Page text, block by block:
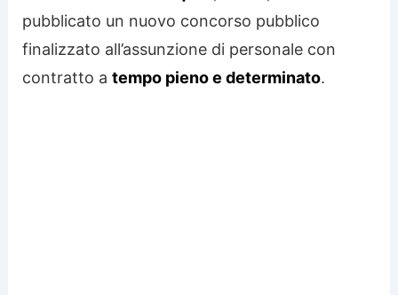
pubblicato un nuovo concorso pubblico
finalizzato all’assunzione di personale con
contratto atempo pieno e determinato.